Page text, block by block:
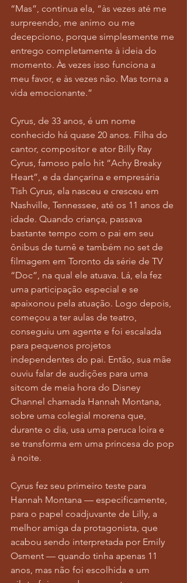
“Mas”, continua ela, “às vezes até me
surpreendo, me animo ou me
decepciono, porque simplesmente me
entrego completamente à ideia do
momento. Às vezes isso funciona a
meu favor, e às vezes não. Mas torna a
vida emocionante.”
Cyrus, de 33 anos, é um nome
conhecido há quase 20 anos. Filha do
cantor, compositor e ator Billy Ray
Cyrus, famoso pelo hit “Achy Breaky
Heart”, e da dançarina e empresária
Tish Cyrus, ela nasceu e cresceu em
Nashville, Tennessee, até os 11 anos de
idade. Quando criança, passava
bastante tempo com o pai em seu
ônibus de turnê e também no set de
filmagem em Toronto da série de TV
“Doc”, na qual ele atuava. Lá, ela fez
uma participação especial e se
apaixonou pela atuação. Logo depois,
começou a ter aulas de teatro,
conseguiu um agente e foi escalada
para pequenos projetos
independentes do pai. Então, sua mãe
ouviu falar de audições para uma
sitcom de meia hora do Disney
Channel chamada Hannah Montana,
sobre uma colegial morena que,
durante o dia, usa uma peruca loira e
se transforma em uma princesa do pop
à noite.
Cyrus fez seu primeiro teste para
Hannah Montana — especificamente,
para o papel coadjuvante de Lilly, a
melhor amiga da protagonista, que
acabou sendo interpretada por Emily
Osment — quando tinha apenas 11
anos, mas não foi escolhida e um